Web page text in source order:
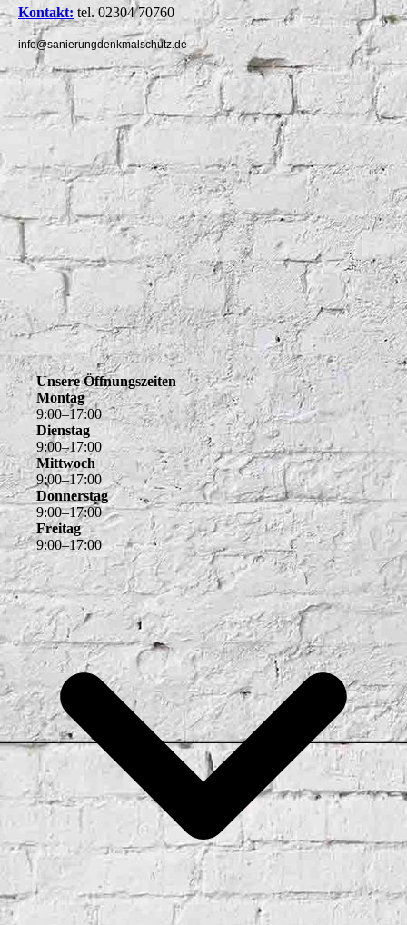
Kontakt: tel. 02304 70760
info@sanierungdenkmalschutz.de
Unsere Öffnungszeiten
Montag
9:00–17:00
Dienstag
9:00–17:00
Mittwoch
9:00–17:00
Donnerstag
9:00–17:00
Freitag
9:00–17:00